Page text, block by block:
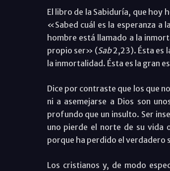
El libro de la Sabiduría, que hoy
«Sabed cuál es la esperanza a
hombre está llamado a la
propio ser» (Sab2,23). Ésta es
la inmortalidad. Ésta es la gran
Dice por contraste que los que
ni a asemejarse a Dios son
profundo que un insulto. Ser
uno pierde el norte de su vida
porque ha perdido el verdadero
Los cristianos y, de modo